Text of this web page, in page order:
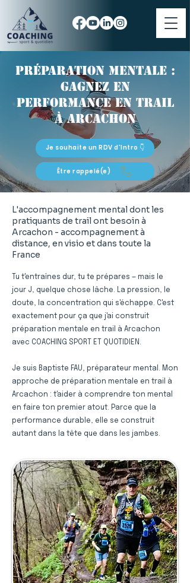
Préparation mentale :
gagnez en
performance en trail
à Arcachon
Je souhaite un RDV d'Intro 👇
Être rappelé(e)
L'accompagnement mental dont les
pratiquants de trail ont besoin à
Arcachon - accompagnement à
distance, en visio et dans toute la
France
Tu t'entraînes dur, tu te prépares — mais le
jour J, quelque chose lâche. La pression, le
doute, la concentration qui s'échappe. C'est
exactement pour ça que j'ai construit
préparation mentale en trail à Arcachon
avec COACHING SPORT ET QUOTIDIEN.
Je suis Baptiste FAU, préparateur mental. Mon
approche de préparation mentale en trail à
Arcachon : t'aider à comprendre ton mental
en faire ton premier atout. Parce que la
performance durable, elle se construit
autant dans la tête que dans les jambes.